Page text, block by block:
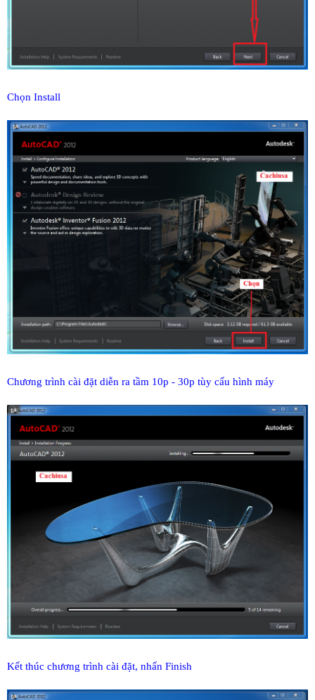
Chọn Install
Chương trình cài đặt diễn ra tầm 10p - 30p tùy cấu hình máy
Kết thúc chương trình cài đặt, nhấn Finish